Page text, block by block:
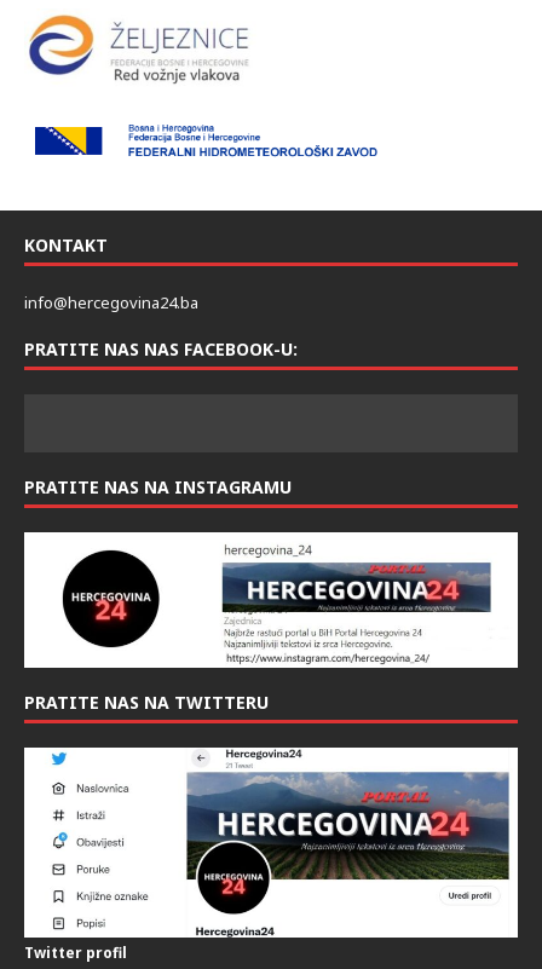
KONTAKT
info@hercegovina24.ba
PRATITE NAS NAS FACEBOOK-U:
PRATITE NAS NA INSTAGRAMU
PRATITE NAS NA TWITTERU
Twitter profil